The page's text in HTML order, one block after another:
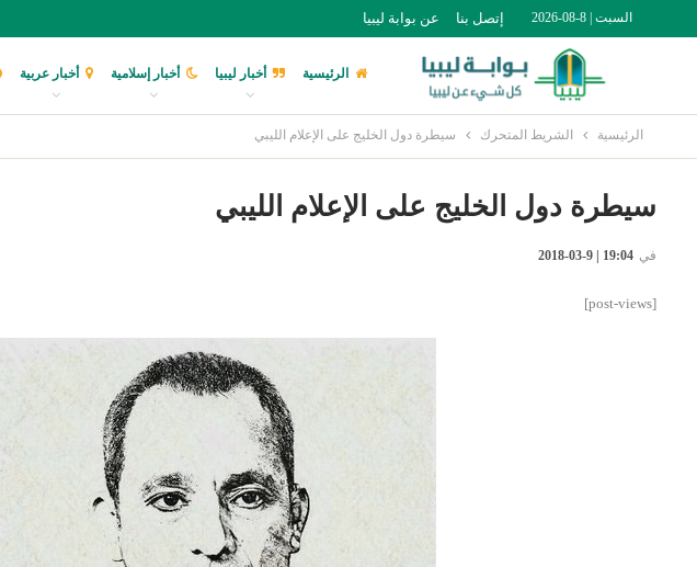
السبت | 8-08-2026 إتصل بنا عن بوابة ليبيا
الرئيسية أخبار ليبيا أخبار إسلامية أخبار عربية
الرئيسية الشريط المتحرك سيطرة دول الخليج على الإعلام الليبي
سيطرة دول الخليج على الإعلام الليبي
في 19:04 | 9-03-2018
[post-views]